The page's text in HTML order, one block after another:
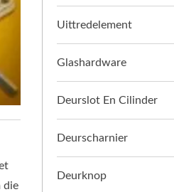
die
Uittredelement
Glashardware
Deurslot En Cilinder
Deurscharnier
Deurknop